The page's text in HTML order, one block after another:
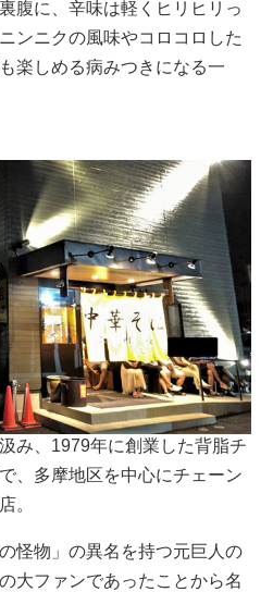
腹に、辛味は軽くヒリヒリっ
ンニクの風味やコロコロした
楽しめる病みつきになる一
み、1979年に創業した背脂チ
、多摩地区を中心にチェーン
。
怪物」の異名を持つ元巨人の
大ファンであったことから名